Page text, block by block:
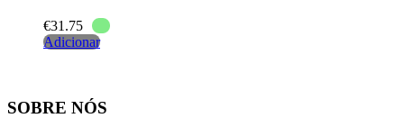
€31.75
Adicionar
SOBRE NÓS